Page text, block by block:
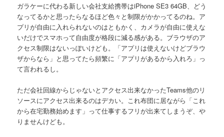
ガラケーに代わる新しい会社支給携帯はiPhone SE3 64GB、どう
なってるかと思ったらなるほど色々と制限がかかってるのね。ア
プリが自由に入れられないのはともかく、カメラが自由に使えな
いだけでスマホって自由度が格段に減る感がある。ブラウザのア
クセス制限はないっぽいけども。「アプリは使えないけどブラウ
ザからなら」と思ってたら頻繁に「アプリがあるから入れろ」っ
て言われるし。
ただ会社回線からじゃないとアクセス出来なかったTeams他のリ
ソースにアクセス出来るのはデカい。これ布団に居ながら「これ
から在宅勤務始めます」って仕事するフリが出来てしまうぞ、や
りませんけども。